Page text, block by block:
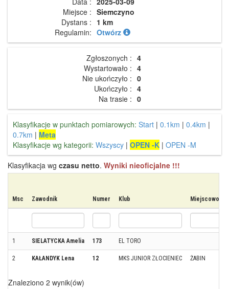
Miejsce : Siemczyno
Dystans : 1 km
Regulamin: Otwórz
Zgłoszonych : 4
Wystartowało : 4
Nie ukończyło : 0
Ukończyło : 4
Na trasie : 0
Klasyfikacje w punktach pomiarowych: Start | 0.1km | 0.4km |
0.7km | Meta
Klasyfikacje wg kategorii: Wszyscy | OPEN -K | OPEN -M
Klasyfikacja wg czasu netto. Wyniki nieoficjalne !!!
Msc Zawodnik Numer Klub Miejscowość
1 SIELATYCKA Amelia 173 EL TORO
2 KAŁANDYK Lena 12 MKS JUNIOR ZŁOCIENIEC ŻABIN
Znaleziono 2 wynik(ów)